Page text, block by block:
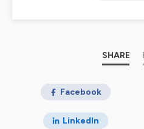
SHARE
Facebook
LinkedIn